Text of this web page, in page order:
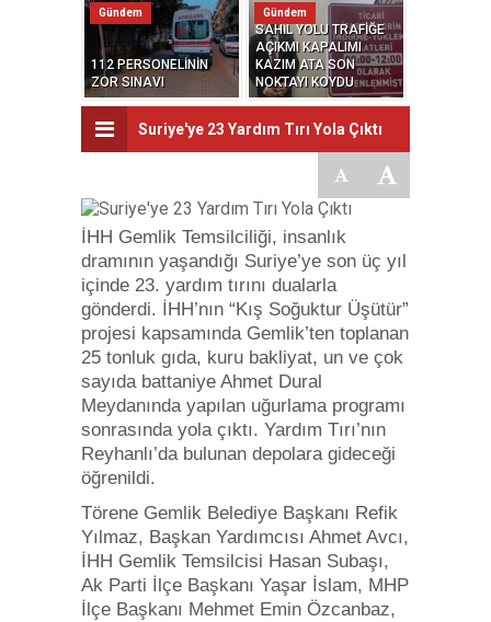
112 PERSONELİNİN
ZOR SINAVI
Gündem
SAHİL YOLU TRAFİĞE
AÇIKMI KAPALIMI
KAZIM ATA SON
NOKTAYI KOYDU
Gündem
Suriye'ye 23 Yardım Tırı Yola Çıktı
İHH Gemlik Temsilciliği, insanlık
dramının yaşandığı Suriye’ye son üç yıl
içinde 23. yardım tırını dualarla
gönderdi. İHH’nın “Kış Soğuktur Üşütür”
projesi kapsamında Gemlik’ten toplanan
25 tonluk gıda, kuru bakliyat, un ve çok
sayıda battaniye Ahmet Dural
Meydanında yapılan uğurlama programı
sonrasında yola çıktı. Yardım Tırı’nın
Reyhanlı’da bulunan depolara gideceği
öğrenildi.
Törene Gemlik Belediye Başkanı Refik
Yılmaz, Başkan Yardımcısı Ahmet Avcı,
İHH Gemlik Temsilcisi Hasan Subaşı,
Ak Parti İlçe Başkanı Yaşar İslam, MHP
İlçe Başkanı Mehmet Emin Özcanbaz,